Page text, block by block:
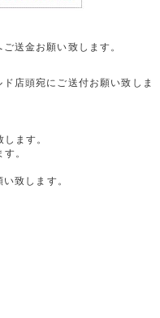
送金お願い致します。
店頭宛にご送付お願い致しま
ます。
。
致します。